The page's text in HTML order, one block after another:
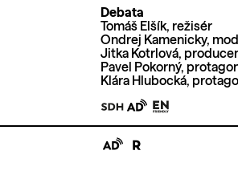
Debata
Tomáš Elšík, režisér
Ondrej Kamenicky,
Jitka Kotrlová,
Pavel Pokorný,
Klára Hlubocká,